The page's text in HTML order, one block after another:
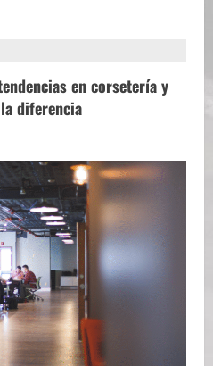
en corsetería y
diferencia